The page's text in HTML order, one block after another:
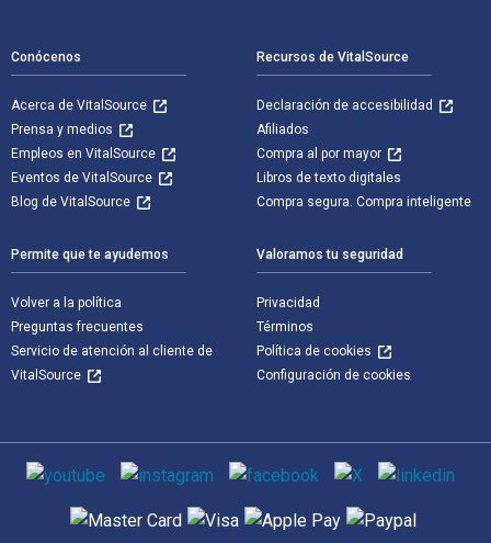
Conócenos
Acerca de VitalSource
Prensa y medios
Empleos en VitalSource
Eventos de VitalSource
Blog de VitalSource
Recursos de VitalSource
Declaración de accesibilidad
Afiliados
Compra al por mayor
Libros de texto digitales
Compra segura. Compra inteligente
Permite que te ayudemos
Volver a la política
Preguntas frecuentes
Servicio de atención al cliente de
VitalSource
Valoramos tu seguridad
Privacidad
Términos
Política de cookies
Configuración de cookies
Medios de comunicación social
Métodos de pago admitidos